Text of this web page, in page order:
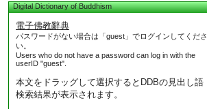
Digital Dictionary of Buddhism
電子佛教辭典
パスワードがない場合は「guest」でログインしてくださ
い。
Users who do not have a password can log in with the
userID "guest".
本文をドラッグして選択するとDDBの見出し語
検索結果が表示されます。